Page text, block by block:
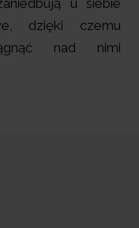
u siebie
dzięki czemu
nad nimi